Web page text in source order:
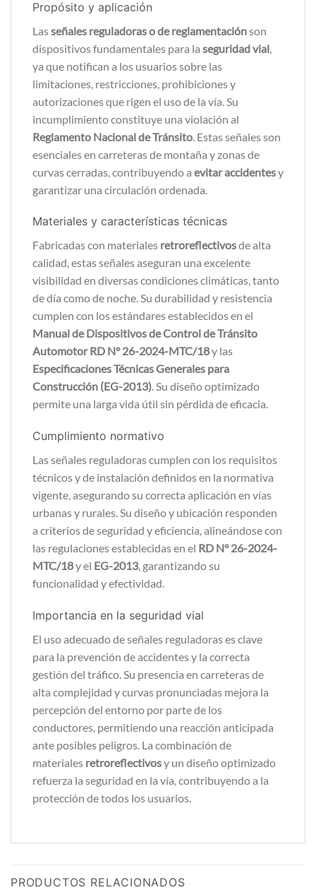
Propósito y aplicación
Lasseñales reguladoras o de reglamentaciónson
dispositivos fundamentales para la seguridad vial
ya que notifican a los usuarios sobre las
limitaciones, restricciones, prohibiciones y
autorizaciones que rigen el uso de la vía. Su
incumplimiento constituye una violación al
Reglamento Nacional de Tránsito . Estas señales son
esenciales en carreteras de montaña y zonas de
curvas cerradas, contribuyendo a evitar accidentesy
garantizar una circulación ordenada.
Materiales y características técnicas
Fabricadas con materiales retroreflectivosde alta
calidad, estas señales aseguran una excelente
visibilidad en diversas condiciones climáticas, tanto
de día como de noche. Su durabilidad y resistencia
cumplen con los estándares establecidos en el
Manual de Dispositivos de Control de Tránsito
Automotor RD N° 26-2024-MTC/18y las
Especificaciones Técnicas Generales para
Construcción (EG-2013). Su diseño optimizado
permite una larga vida útil sin pérdida de eficacia.
Cumplimiento normativo
Las señales reguladoras cumplen con los requisitos
técnicos y de instalación definidos en la normativa
vigente, asegurando su correcta aplicación en vías
urbanas y rurales. Su diseño y ubicación responden
a criterios de seguridad y eficiencia, alineándose con
las regulaciones establecidas en el RD N° 26-2024-
MTC/18y el EG-2013, garantizando su
funcionalidad y efectividad.
Importancia en la seguridad vial
El uso adecuado de señales reguladoras es clave
para la prevención de accidentes y la correcta
gestión del tráfico. Su presencia en carreteras de
alta complejidad y curvas pronunciadas mejora la
percepción del entorno por parte de los
conductores, permitiendo una reacción anticipada
ante posibles peligros. La combinación de
materiales retroreflectivosy un diseño optimizado
refuerza la seguridad en la vía, contribuyendo a la
protección de todos los usuarios.
PRODUCTOS RELACIONADOS